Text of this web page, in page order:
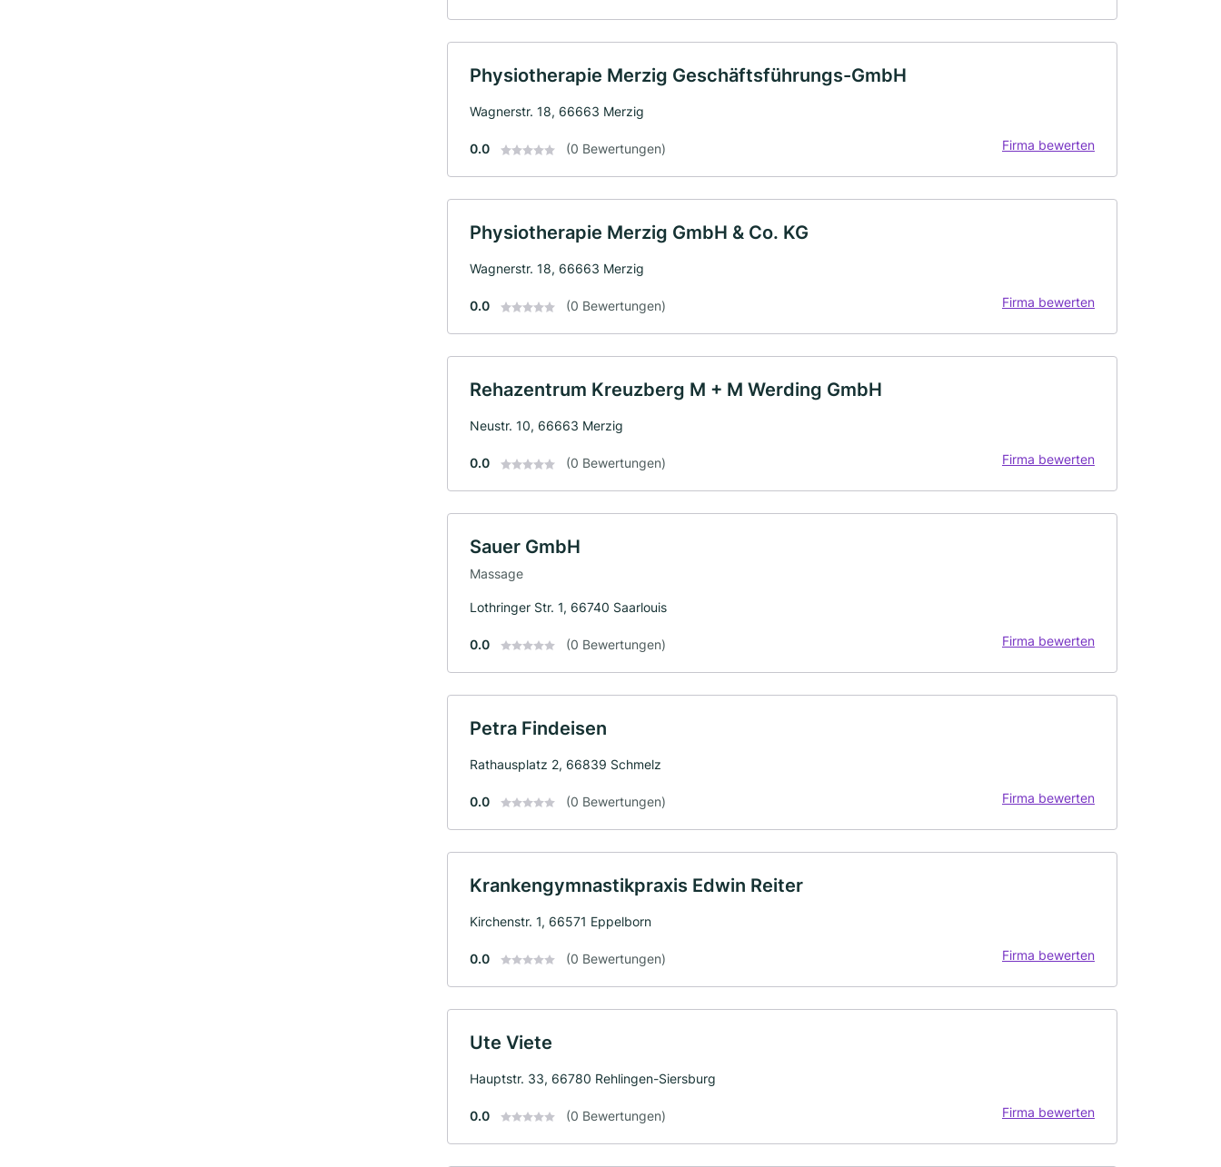
Physiotherapie Merzig Geschäftsführungs-GmbH
Wagnerstr. 18, 66663 Merzig
0.0 (0 Bewertungen) Firma bewerten
Physiotherapie Merzig GmbH & Co. KG
Wagnerstr. 18, 66663 Merzig
0.0 (0 Bewertungen) Firma bewerten
Rehazentrum Kreuzberg M + M Werding GmbH
Neustr. 10, 66663 Merzig
0.0 (0 Bewertungen) Firma bewerten
Sauer GmbH
Massage
Lothringer Str. 1, 66740 Saarlouis
0.0 (0 Bewertungen) Firma bewerten
Petra Findeisen
Rathausplatz 2, 66839 Schmelz
0.0 (0 Bewertungen) Firma bewerten
Krankengymnastikpraxis Edwin Reiter
Kirchenstr. 1, 66571 Eppelborn
0.0 (0 Bewertungen) Firma bewerten
Ute Viete
Hauptstr. 33, 66780 Rehlingen-Siersburg
0.0 (0 Bewertungen) Firma bewerten